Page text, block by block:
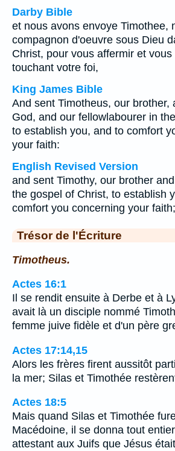
Darby Bible
et nous avons envoye Timothee,
compagnon d'oeuvre sous Dieu
Christ, pour vous affermir et
touchant votre foi,
King James Bible
And sent Timotheus, our brother,
God, and our fellowlabourer in
to establish you, and to comfort
your faith:
English Revised Version
and sent Timothy, our brother
the gospel of Christ, to establish
comfort you concerning your faith;
Trésor de l'Écriture
Timotheus.
Actes 16:1
Il se rendit ensuite à Derbe et à
avait là un disciple nommé
femme juive fidèle et d'un père
Actes 17:14,15
Alors les frères firent aussitôt
la mer; Silas et Timothée
Actes 18:5
Mais quand Silas et Timothée
Macédoine, il se donna tout
attestant aux Juifs que Jésus